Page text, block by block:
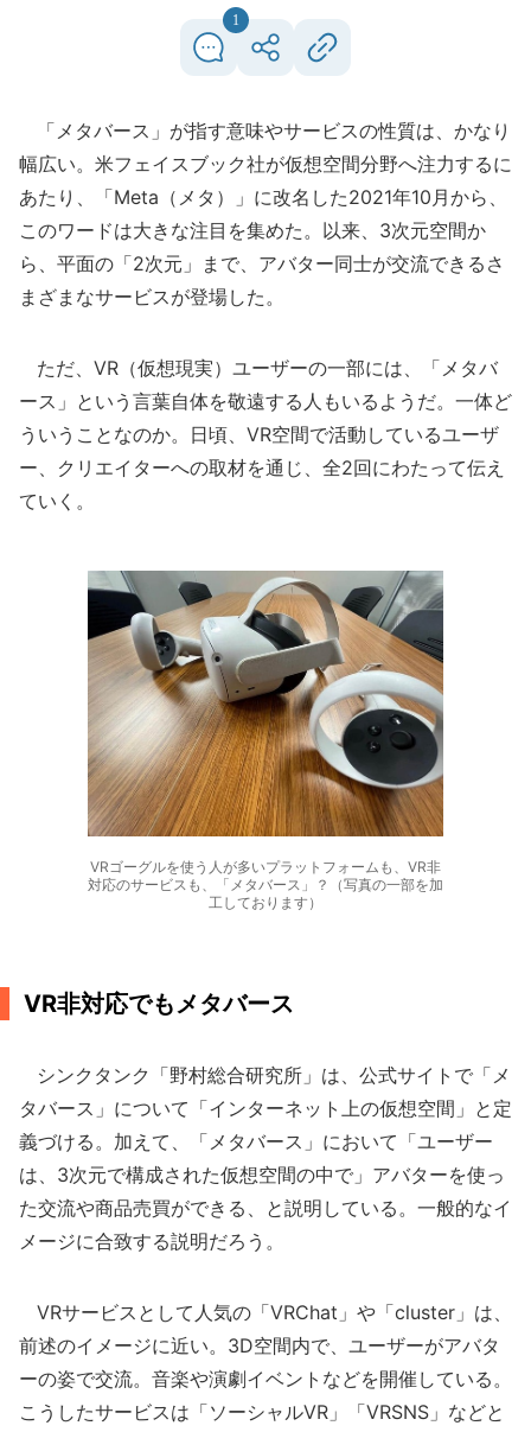
1
「メタバース」が指す意味やサービスの性質は、かなり
幅広い。米フェイスブック社が仮想空間分野へ注力するに
あたり、「Meta（メタ）」に改名した2021年10月から、
このワードは大きな注目を集めた。以来、3次元空間か
ら、平面の「2次元」まで、アバター同士が交流できるさ
まざまなサービスが登場した。
ただ、VR（仮想現実）ユーザーの一部には、「メタバ
ース」という言葉自体を敬遠する人もいるようだ。一体ど
ういうことなのか。日頃、VR空間で活動しているユーザ
ー、クリエイターへの取材を通じ、全2回にわたって伝え
ていく。
VRゴーグルを使う人が多いプラットフォームも、VR非
対応のサービスも、「メタバース」？（写真の一部を加
工しております）
VR非対応でもメタバース
シンクタンク「野村総合研究所」は、公式サイトで「メ
タバース」について「インターネット上の仮想空間」と定
義づける。加えて、「メタバース」において「ユーザー
は、3次元で構成された仮想空間の中で」アバターを使っ
た交流や商品売買ができる、と説明している。一般的なイ
メージに合致する説明だろう。
VRサービスとして人気の「VRChat」や「cluster」は、
前述のイメージに近い。3D空間内で、ユーザーがアバタ
ーの姿で交流。音楽や演劇イベントなどを開催している。
こうしたサービスは「ソーシャルVR」「VRSNS」などと